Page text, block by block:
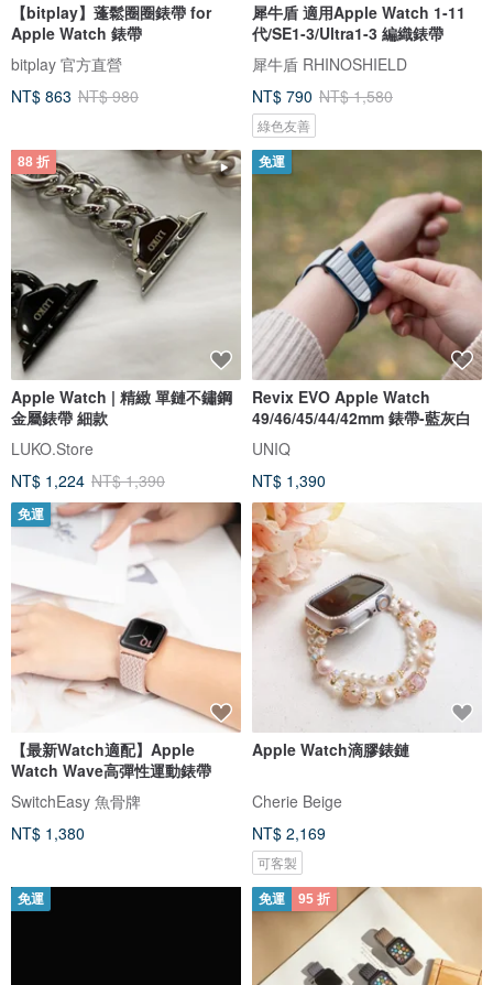
【bitplay】蓬鬆圈圈錶帶 for
Apple Watch 錶帶
bitplay 官方直營
NT$ 863 NT$ 980
犀牛盾 適用Apple Watch 1-11
代/SE1-3/Ultra1-3 編織錶帶
犀牛盾 RHINOSHIELD
NT$ 790 NT$ 1,580
綠色友善
88 折
Apple Watch | 精緻 單鏈不鏽鋼
金屬錶帶 細款
LUKO.Store
NT$ 1,224 NT$ 1,390
免運
Revix EVO Apple Watch
49/46/45/44/42mm 錶帶-藍灰白
UNIQ
NT$ 1,390
免運
【最新Watch適配】Apple
Watch Wave高彈性運動錶帶
SwitchEasy 魚骨牌
NT$ 1,380
Apple Watch滴膠錶鏈
Cherie Beige
NT$ 2,169
可客製
免運 免運 95 折